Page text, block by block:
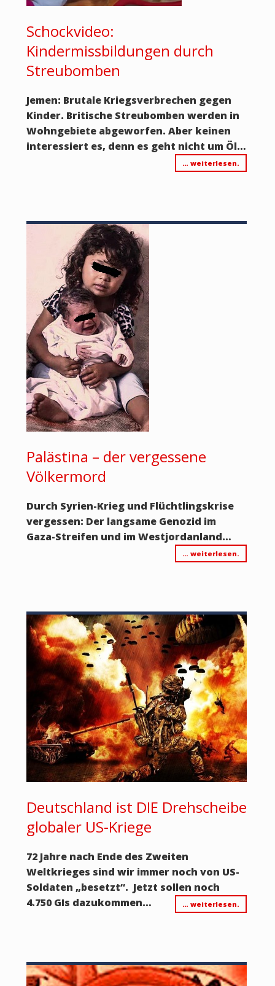
Schockvideo:
Kindermissbildungen durch
Streubomben
Jemen: Brutale Kriegsverbrechen gegen
Kinder. Britische Streubomben werden in
Wohngebiete abgeworfen. Aber keinen
interessiert es, denn es geht nicht um Öl…
… weiterlesen.
Palästina – der vergessene
Völkermord
Durch Syrien-Krieg und Flüchtlingskrise
vergessen: Der langsame Genozid im
Gaza-Streifen und im Westjordanland…
… weiterlesen.
Deutschland ist DIE Drehscheibe
globaler US-Kriege
72 Jahre nach Ende des Zweiten
Weltkrieges sind wir immer noch von US-
Soldaten „besetzt“. Jetzt sollen noch
4.750 GIs dazukommen…
… weiterlesen.